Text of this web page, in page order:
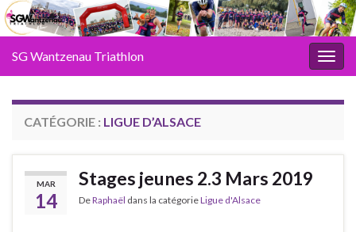
SG Wantzenau Triathlon
CATÉGORIE : LIGUE D’ALSACE
MAR
14
Stages jeunes 2.3 Mars 2019
DeRaphaël dans la catégorieLigue d'Alsace